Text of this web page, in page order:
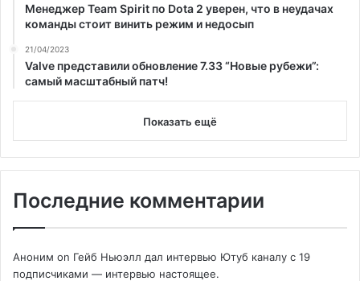
Менеджер Team Spirit по Dota 2 уверен, что в неудачах
команды стоит винить режим и недосып
21/04/2023
Valve представили обновление 7.33 “Новые рубежи”:
самый масштабный патч!
Показать ещё
Последние комментарии
Аноним on Гейб Ньюэлл дал интервью Ютуб каналу с 19
подписчиками — интервью настоящее.